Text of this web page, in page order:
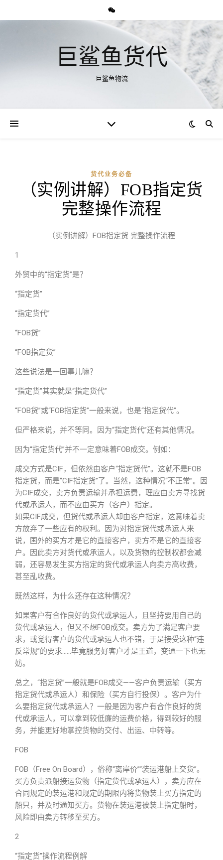
巨鲨鱼货代
巨鲨鱼物流
货代业务必备
（实例讲解）FOB指定货
完整操作流程
（实例讲解）FOB指定货 完整操作流程
1
外贸中的“指定货”是？
“指定货”
“指定货代”
“FOB货”
“FOB指定货”
这些说法是一回事儿嘛？
“指定货”其实就是“指定货代”
“FOB货”或“FOB指定货”一般来说，也是“指定货代”。
但严格来说，并不等同。因为“指定货代”还有其他情况。
因为“指定货代”并不一定意味着FOB成交。例如：
成交方式是CIF，但依然由客户“指定货代”。这就不是FOB
指定货，而是“CIF指定货”了。当然，这种情况“不正常”。因
为CIF成交，卖方负责运输并承担运费，理应由卖方寻找货
代或承运人，而不应由买方（客户）指定。
如果CIF成交，但货代或承运人却由客户指定，这意味着卖
方放弃了一些应有的权利。因为对指定货代或承运人来
说，国外的买方才是它的直接客户，卖方不是它的直接客
户。因此卖方对货代或承运人，以及货物的控制权都会减
弱，还容易发生买方指定的货代或承运人向卖方高收费，
甚至乱收费。
既然这样，为什么还存在这种情况？
如果客户有合作良好的货代或承运人，且坚持要用自己的
货代或承运人，但又不想FOB成交。卖方为了满足客户要
求，或觉得客户的货代或承运人也不错，于是接受这种“违
反常规”的要求……毕竟服务好客户才是王道，变通一下也无
妨。
总之，“指定货”一般就是FOB成交——客户负责运输（买方
指定货代或承运人）和保险（买方自行投保）。客户为什
么要指定货代或承运人？一般是因为客户有合作良好的货
代或承运人，可以拿到较低廉的运费价格，得到较好的服
务，并能更好地掌控货物的交付、出运、中转等。
FOB
FOB（Free On Board），俗称“离岸价”“装运港船上交货”。
买方负责派船接运货物（指定货代或承运人），卖方应在
合同规定的装运港和规定的期限内将货物装上买方指定的
船只，并及时通知买方。货物在装运港被装上指定船时，
风险即由卖方转移至买方。
2
“指定货”操作流程例解